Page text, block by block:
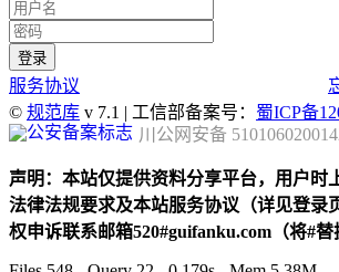
服务协议
© 规范库 v 7.1 | 工信部备案号： 蜀ICP备
川公网安备
声明：本站仅提供资料分享平台，用户时
法律法规要求及本站服务协议（详见登录
权申诉联系邮箱520#guifanku.com（将#替